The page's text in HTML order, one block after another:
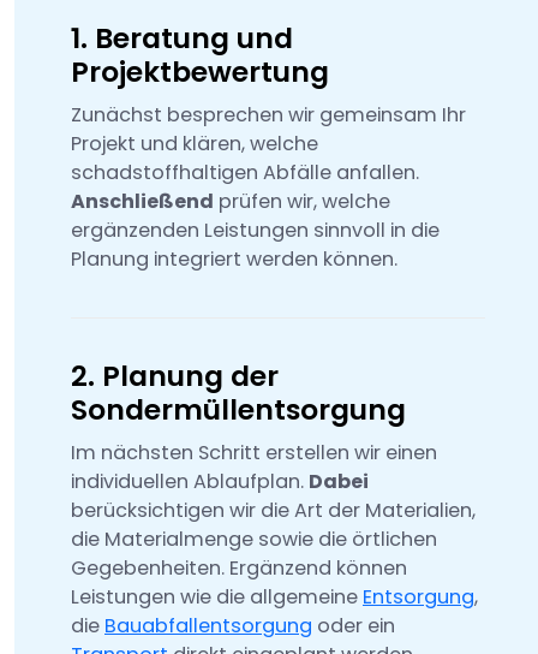
1. Beratung und
Projektbewertung
Zunächst besprechen wir gemeinsam Ihr
Projekt und klären, welche
schadstoffhaltigen Abfälle anfallen.
Anschließend prüfen wir, welche
ergänzenden Leistungen sinnvoll in die
Planung integriert werden können.
2. Planung der
Sondermüllentsorgung
Im nächsten Schritt erstellen wir einen
individuellen Ablaufplan. Dabei
berücksichtigen wir die Art der Materialien,
die Materialmenge sowie die örtlichen
Gegebenheiten. Ergänzend können
Leistungen wie die allgemeine Entsorgung,
die Bauabfallentsorgung oder ein